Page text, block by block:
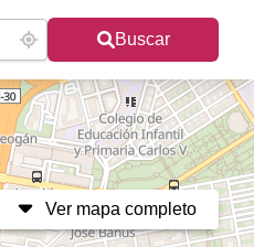
Buscar
Ver mapa completo